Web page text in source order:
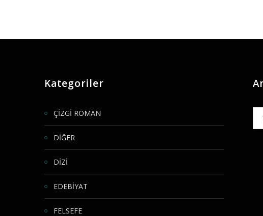
Kategoriler
ÇİZGİ ROMAN
DİĞER
DİZİ
EDEBİYAT
FELSEFE
for: